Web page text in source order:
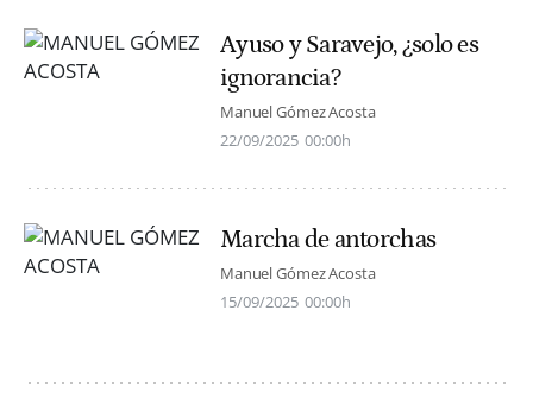
Ayuso y Saravejo, ¿solo es
ignorancia?
Manuel Gómez Acosta
22/09/2025 00:00h
Marcha de antorchas
Manuel Gómez Acosta
15/09/2025 00:00h